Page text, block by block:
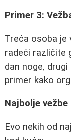
Primer 3:
Treća osoba je
radeći različite
dan noge,
primer kako
Najbolje
Evo nekih od